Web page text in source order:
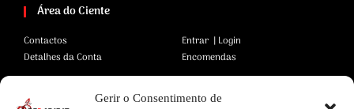
Gerir o Consentimento de
Área do Ciente
Contactos
Detalhes da Conta
Entrar | Login
Encomendas